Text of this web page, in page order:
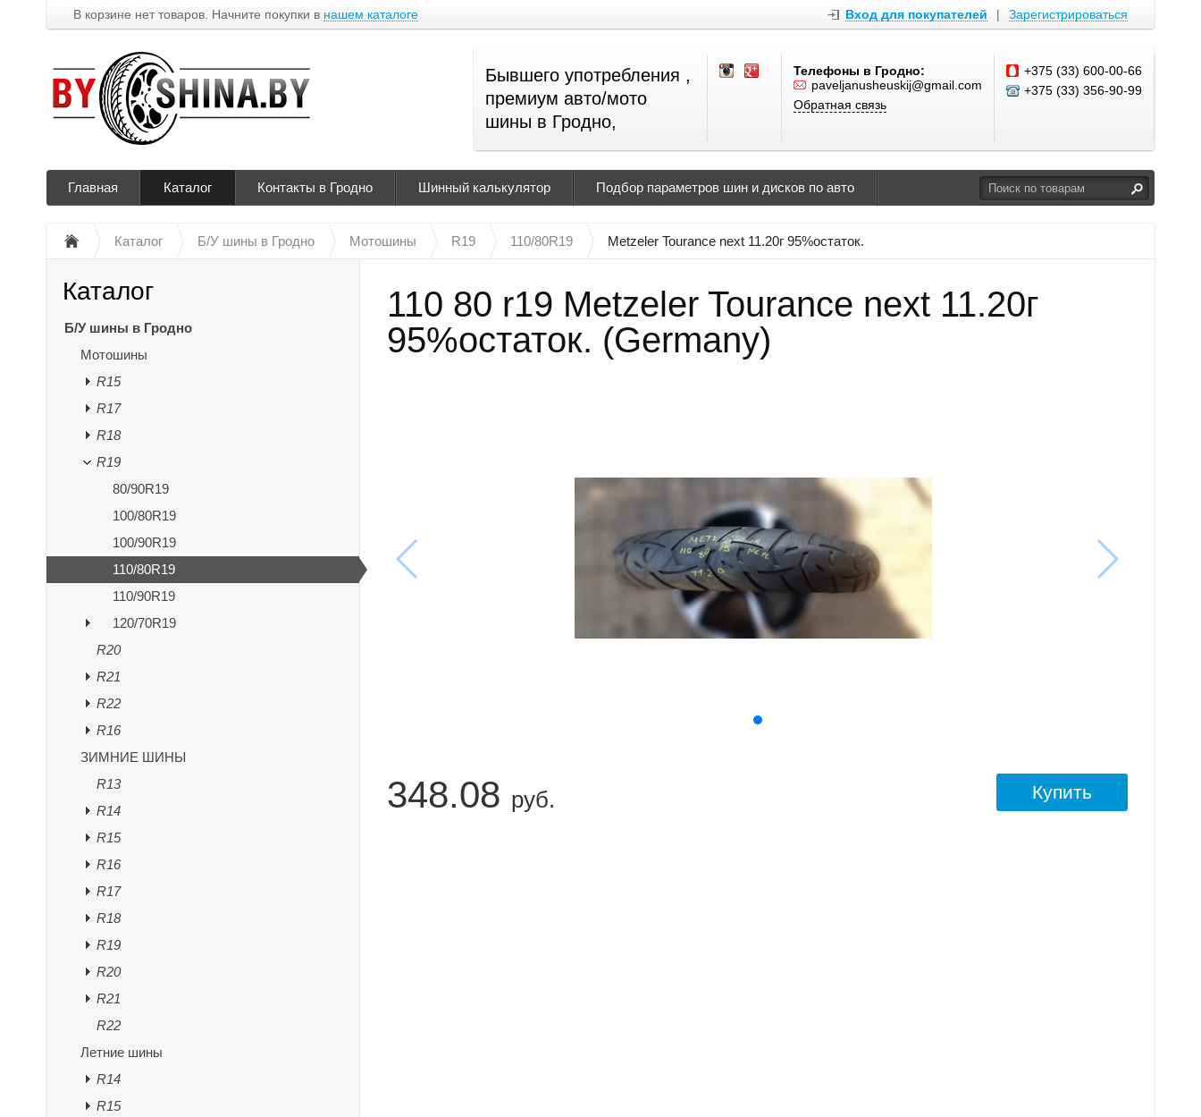
В корзине нет товаров. Начните покупки в нашем каталоге Вход для покупателей | Зарегистрироваться
Бывшего употребления ,
премиум авто/мото
шины в Гродно,
Телефоны в Гродно:
paveljanusheuskij@gmail.com
Обратная связь
+375 (33) 600-00-66
+375 (33) 356-90-99
Главная Каталог Контакты в Гродно Шинный калькулятор Подбор параметров шин и дисков по авто
Каталог Б/У шины в Гродно Мотошины R19 110/80R19 Metzeler Tourance next 11.20г 95%остаток.
110 80 r19 Metzeler Tourance next 11.20г
95%остаток. (Germany)
348.08 руб. Купить
Каталог
Б/У шины в Гродно
Мотошины
R15
R17
R18
R19
80/90R19
100/80R19
100/90R19
110/80R19
110/90R19
120/70R19
R20
R21
R22
R16
ЗИМНИЕ ШИНЫ
R13
R14
R15
R16
R17
R18
R19
R20
R21
R22
Летние шины
R14
R15